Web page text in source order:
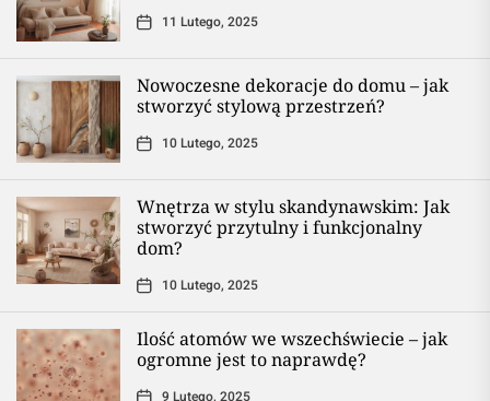
11 Lutego, 2025
Nowoczesne dekoracje do domu – jak
stworzyć stylową przestrzeń?
10 Lutego, 2025
Wnętrza w stylu skandynawskim: Jak
stworzyć przytulny i funkcjonalny
dom?
10 Lutego, 2025
Ilość atomów we wszechświecie – jak
ogromne jest to naprawdę?
9 Lutego, 2025